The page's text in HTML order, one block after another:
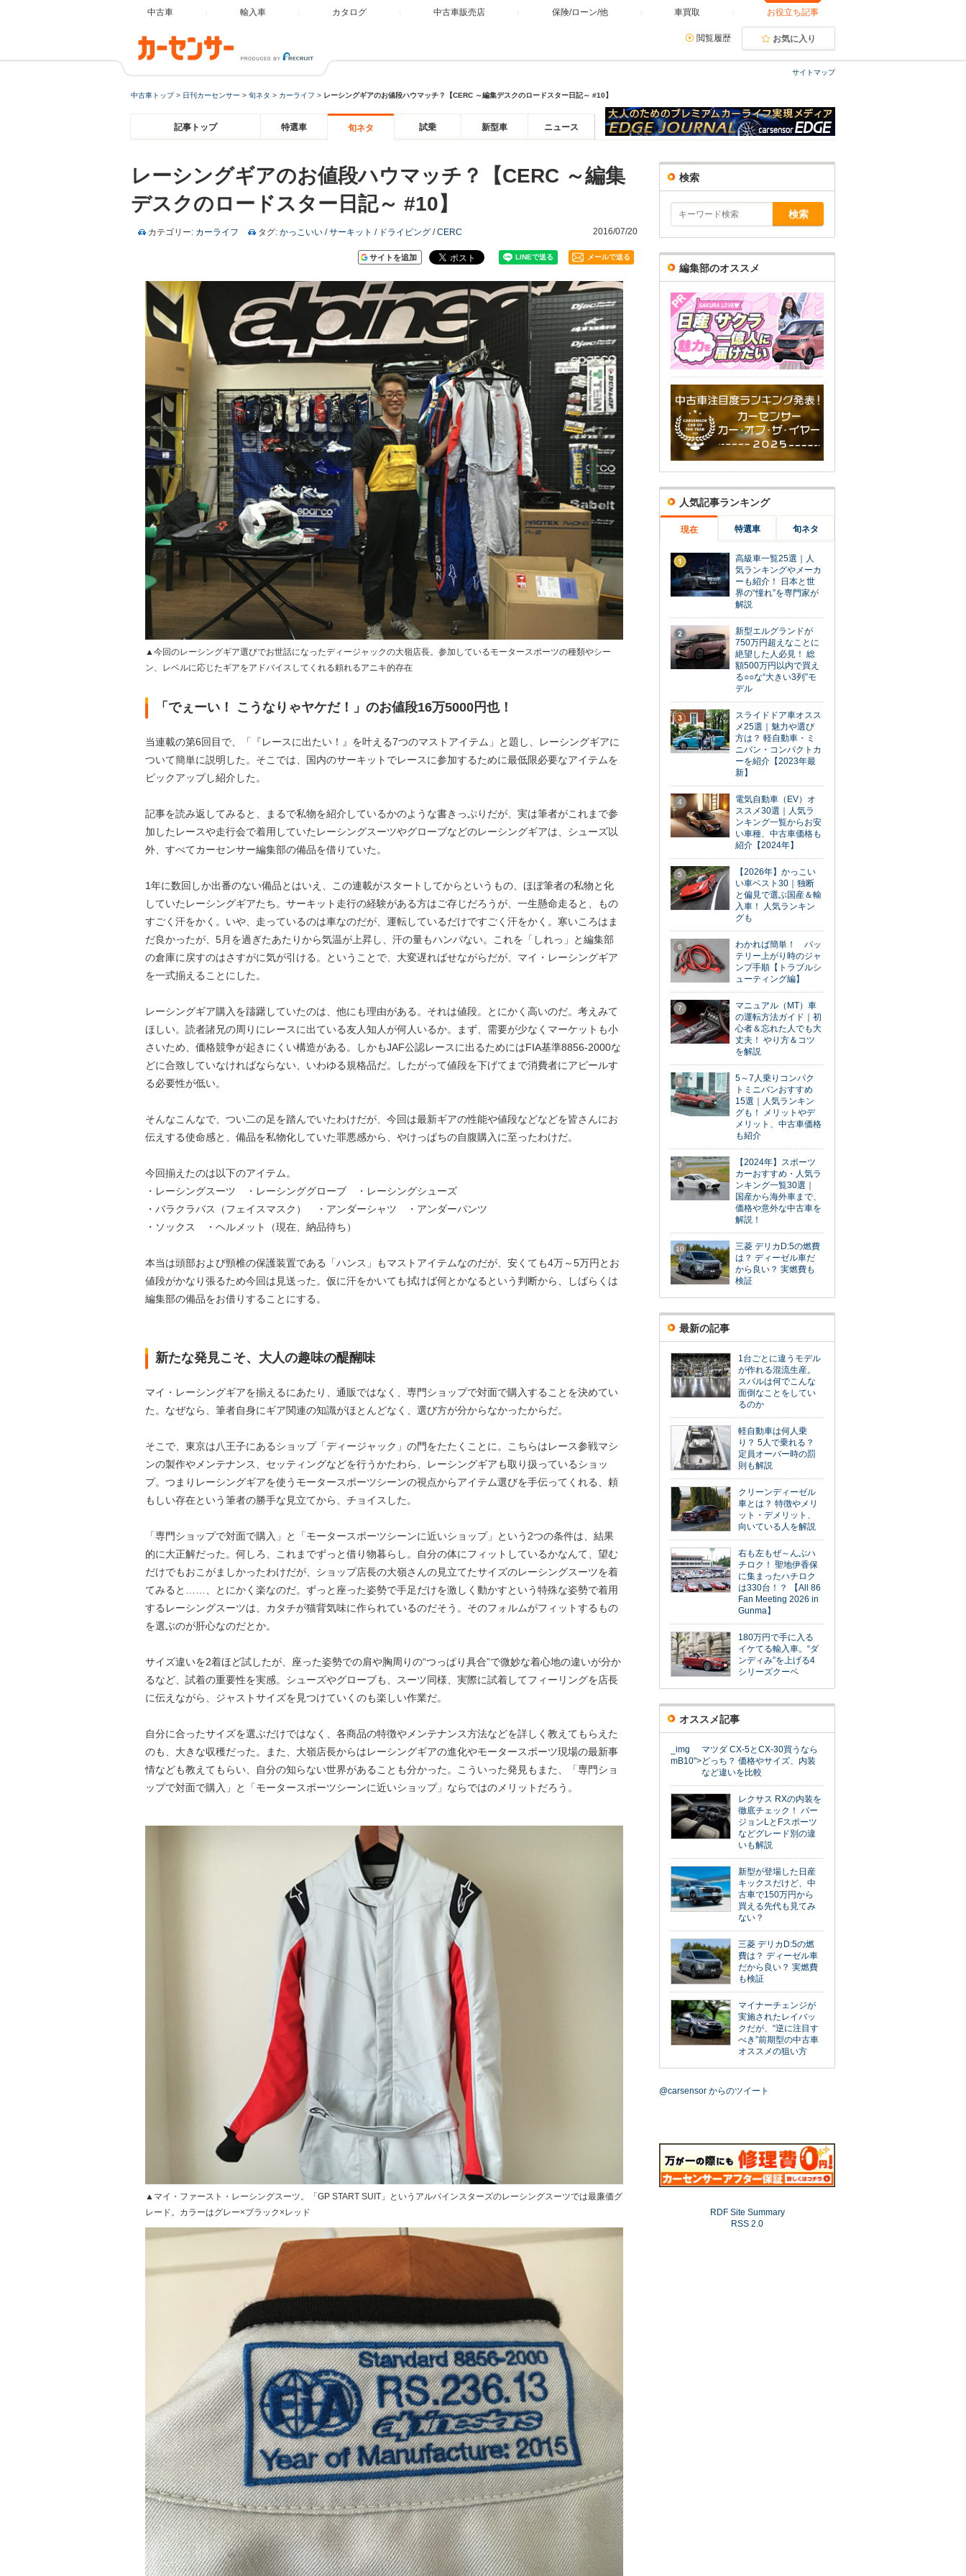
中古車 輸入車 カタログ 中古車販売店 保険/ローン/他 車買取 お役立ち記事
閲覧履歴 お気に入り
サイトマップ
中古車トップ> 日刊カーセンサー > 旬ネタ > カーライフ > レーシングギアのお値段ハウマッチ？【CERC ～編集デスクのロードスター日記～ #10】
記事トップ 特選車 旬ネタ 試乗 新型車 ニュース
レーシングギアのお値段ハウマッチ？【CERC ～編集
デスクのロードスター日記～ #10】
カテゴリー: カーライフ タグ: かっこいい /サーキット / ドライビング /CERC 2016/07/20
サイトを追加 メールで送る
▲今回のレーシングギア選びでお世話になったディージャックの大嶺店長。参加しているモータースポーツの種類やシー
ン、レベルに応じたギアをアドバイスしてくれる頼れるアニキ的存在
「でぇーい！ こうなりゃヤケだ！」のお値段16万5000円也！
当連載の第6回目で、「『レースに出たい！』を叶える7つのマストアイテム」と題し、レーシングギアに
ついて簡単に説明した。そこでは、国内のサーキットでレースに参加するために最低限必要なアイテムを
ピックアップし紹介した。
記事を読み返してみると、まるで私物を紹介しているかのような書きっぷりだが、実は筆者がこれまで参
加したレースや走行会で着用していたレーシングスーツやグローブなどのレーシングギアは、シューズ以
外、すべてカーセンサー編集部の備品を借りていた。
1年に数回しか出番のない備品とはいえ、この連載がスタートしてからというもの、ほぼ筆者の私物と化
していたレーシングギアたち。サーキット走行の経験がある方はご存じだろうが、一生懸命走ると、もの
すごく汗をかく。いや、走っているのは車なのだが、運転しているだけですごく汗をかく。寒いころはま
だ良かったが、5月を過ぎたあたりから気温が上昇し、汗の量もハンパない。これを「しれっ」と編集部
の倉庫に戻すのはさすがに気が引ける。ということで、大変遅ればせながらだが、マイ・レーシングギア
を一式揃えることにした。
レーシングギア購入を躊躇していたのは、他にも理由がある。それは値段。とにかく高いのだ。考えみて
ほしい。読者諸兄の周りにレースに出ている友人知人が何人いるか。まず、需要が少なくマーケットも小
さいため、価格競争が起きにくい構造がある。しかもJAF公認レースに出るためにはFIA基準8856-2000な
どに合致していなければならない、いわゆる規格品だ。したがって値段を下げてまで消費者にアピールす
る必要性が低い。
そんなこんなで、つい二の足を踏んでいたわけだが、今回は最新ギアの性能や値段などなどを皆さんにお
伝えする使命感と、備品を私物化していた罪悪感から、やけっぱちの自腹購入に至ったわけだ。
今回揃えたのは以下のアイテム。
・レーシングスーツ ・レーシンググローブ ・レーシングシューズ
・バラクラバス（フェイスマスク） ・アンダーシャツ ・アンダーパンツ
・ソックス ・ヘルメット（現在、納品待ち）
本当は頭部および頸椎の保護装置である「ハンス」もマストアイテムなのだが、安くても4万～5万円とお
値段がかなり張るため今回は見送った。仮に汗をかいても拭けば何とかなるという判断から、しばらくは
編集部の備品をお借りすることにする。
新たな発見こそ、大人の趣味の醍醐味
マイ・レーシングギアを揃えるにあたり、通販ではなく、専門ショップで対面で購入することを決めてい
た。なぜなら、筆者自身にギア関連の知識がほとんどなく、選び方が分からなかったからだ。
そこで、東京は八王子にあるショップ「ディージャック」の門をたたくことに。こちらはレース参戦マシ
ンの製作やメンテナンス、セッティングなどを行うかたわら、レーシングギアも取り扱っているショッ
プ。つまりレーシングギアを使うモータースポーツシーンの視点からアイテム選びを手伝ってくれる、頼
もしい存在という筆者の勝手な見立てから、チョイスした。
「専門ショップで対面で購入」と「モータースポーツシーンに近いショップ」という2つの条件は、結果
的に大正解だった。何しろ、これまでずっと借り物暮らし。自分の体にフィットしているかなんて、望む
だけでもおこがましかったわけだが、ショップ店長の大嶺さんの見立てたサイズのレーシングスーツを着
てみると……、とにかく楽なのだ。ずっと座った姿勢で手足だけを激しく動かすという特殊な姿勢で着用
するレーシングスーツは、カタチが猫背気味に作られているのだそう。そのフォルムがフィットするもの
を選ぶのが肝心なのだとか。
サイズ違いを2着ほど試したが、座った姿勢での肩や胸周りの“つっぱり具合”で微妙な着心地の違いが分か
るなど、試着の重要性を実感。シューズやグローブも、スーツ同様、実際に試着してフィーリングを店長
に伝えながら、ジャストサイズを見つけていくのも楽しい作業だ。
自分に合ったサイズを選ぶだけではなく、各商品の特徴やメンテナンス方法などを詳しく教えてもらえた
のも、大きな収穫だった。また、大嶺店長からはレーシングギアの進化やモータースポーツ現場の最新事
情なども教えてもらい、自分の知らない世界があることも分かった。こういった発見もまた、「専門ショ
ップで対面で購入」と「モータースポーツシーンに近いショップ」ならではのメリットだろう。
▲マイ・ファースト・レーシングスーツ。「GP START SUIT」というアルパインスターズのレーシングスーツでは最廉価グ
レード。カラーはグレー×ブラック×レッド
検索
編集部のオススメ
人気記事ランキング
現在 特選車 旬ネタ
1
高級車一覧25選｜人
気ランキングやメーカ
ーも紹介！ 日本と世
界の“憧れ”を専門家が
解説
2
新型エルグランドが
750万円超えなことに
絶望した人必見！ 総
額500万円以内で買え
る○○な“大きい3列”モ
デル
3
スライドドア車オスス
メ25選｜魅力や選び
方は？ 軽自動車・ミ
ニバン・コンパクトカ
ーを紹介【2023年最
新】
4
電気自動車（EV）オ
ススメ30選｜人気ラ
ンキング一覧からお安
い車種、中古車価格も
紹介【2024年】
5
【2026年】かっこい
い車ベスト30｜独断
と偏見で選ぶ国産＆輸
入車！ 人気ランキン
グも
6
わかれば簡単！ バッ
テリー上がり時のジャ
ンプ手順【トラブルシ
ューティング編】
7
マニュアル（MT）車
の運転方法ガイド｜初
心者＆忘れた人でも大
丈夫！ やり方＆コツ
を解説
8
5～7人乗りコンパク
トミニバンおすすめ
15選｜人気ランキン
グも！ メリットやデ
メリット、中古車価格
も紹介
9
【2024年】スポーツ
カーおすすめ・人気ラ
ンキング一覧30選｜
国産から海外車まで、
価格や意外な中古車を
解説！
10
三菱 デリカD:5の燃費
は？ ディーゼル車だ
から良い？ 実燃費も
検証
最新の記事
1台ごとに違うモデル
が作れる混流生産。
スバルは何でこんな
面倒なことをしてい
るのか
軽自動車は何人乗
り？ 5人で乗れる？
定員オーバー時の罰
則も解説
クリーンディーゼル
車とは？ 特徴やメリ
ット・デメリット、
向いている人を解説
右も左もぜ～んぶハ
チロク！ 聖地伊香保
に集まったハチロク
は330台！？ 【All 86
Fan Meeting 2026 in
Gunma】
180万円で手に入る
イケてる輸入車。“ダ
ンディみ”を上げる4
シリーズクーペ
オススメ記事
_img
mB10">
マツダ CX-5とCX-30買うなら
どっち？ 価格やサイズ、内装
など違いを比較
レクサス RXの内装を
徹底チェック！ バー
ジョンLとFスポーツ
などグレード別の違
いも解説
新型が登場した日産
キックスだけど、中
古車で150万円から
買える先代も見てみ
ない？
三菱 デリカD:5の燃
費は？ ディーゼル車
だから良い？ 実燃費
も検証
マイナーチェンジが
実施されたレイバッ
クだが、“逆に注目す
べき”前期型の中古車
オススメの狙い方
@carsensor からのツイート
RDF Site Summary
RSS 2.0